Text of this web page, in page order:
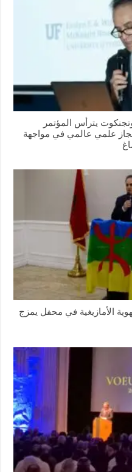
يترأس المؤتمر
علمي عالمي في مواجهة
الأمازيغية في محفل يمزج